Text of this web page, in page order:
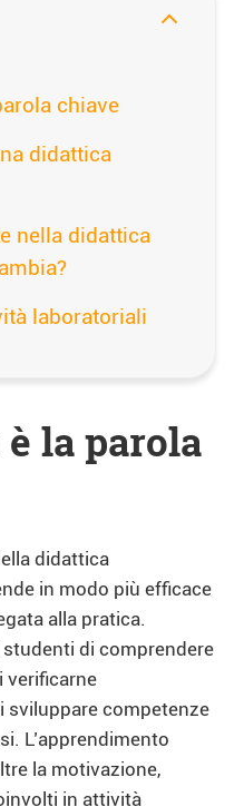
chiave
didattica
nella didattica
laboratoriali
è la parola
didattica
in modo più efficace
alla pratica.
studenti di comprendere
verificarne
sviluppare competenze
L’apprendimento
la motivazione,
in attività